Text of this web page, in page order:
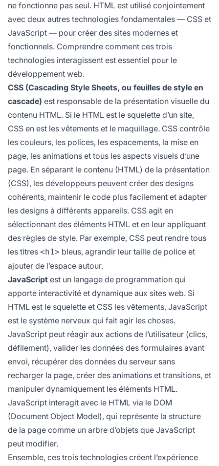
ne fonctionne pas seul. HTML est utilisé conjointement
avec deux autres technologies fondamentales — CSS et
JavaScript — pour créer des sites modernes et
fonctionnels. Comprendre comment ces trois
technologies interagissent est essentiel pour le
développement web.
CSS (Cascading Style Sheets, ou feuilles de style en
cascade) est responsable de la présentation visuelle du
contenu HTML. Si le HTML est le squelette d’un site,
CSS en est les vêtements et le maquillage. CSS contrôle
les couleurs, les polices, les espacements, la mise en
page, les animations et tous les aspects visuels d’une
page. En séparant le contenu (HTML) de la présentation
(CSS), les développeurs peuvent créer des designs
cohérents, maintenir le code plus facilement et adapter
les designs à différents appareils. CSS agit en
sélectionnant des éléments HTML et en leur appliquant
des règles de style. Par exemple, CSS peut rendre tous
les titres <h1> bleus, agrandir leur taille de police et
ajouter de l’espace autour.
JavaScript est un langage de programmation qui
apporte interactivité et dynamique aux sites web. Si
HTML est le squelette et CSS les vêtements, JavaScript
est le système nerveux qui fait agir les choses.
JavaScript peut réagir aux actions de l’utilisateur (clics,
défilement), valider les données des formulaires avant
envoi, récupérer des données du serveur sans
recharger la page, créer des animations et transitions, et
manipuler dynamiquement les éléments HTML.
JavaScript interagit avec le HTML via le DOM
(Document Object Model), qui représente la structure
de la page comme un arbre d’objets que JavaScript
peut modifier.
Ensemble, ces trois technologies créent l’expérience